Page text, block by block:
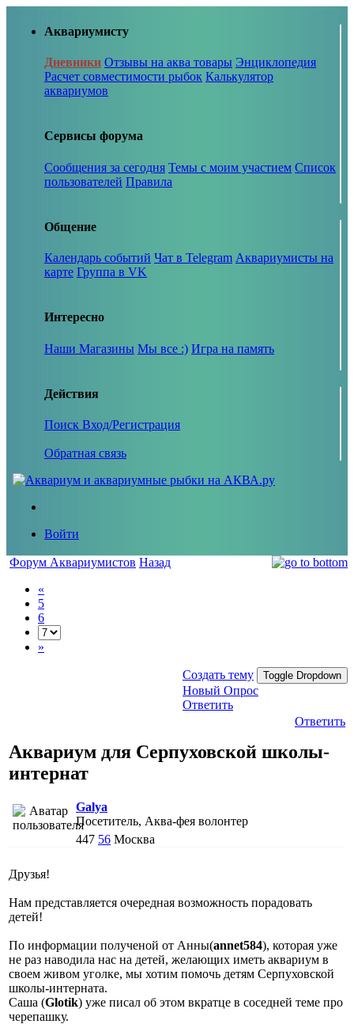
Аквариумисту
Дневники Отзывы на аква товары Энциклопедия
Расчет совместимости рыбок Калькулятор
аквариумов
Сервисы форума
Сообщения за сегодня Темы с моим участием Список
пользователей Правила
Общение
Календарь событий Чат в Telegram Аквариумисты на
карте Группа в VK
Интересно
Наши Магазины Мы все :) Игра на память
Действия
Поиск Вход/Регистрация
Обратная связь
Войти
Форум Аквариумистов Назад
«
5
6
»
Создать тему Toggle Dropdown
Новый Опрос
Ответить
Ответить
Аквариум для Серпуховской школы-
интернат
Galya
Посетитель, Аква-фея волонтер
447 56 Москва
Друзья!
Нам представляется очередная возможность порадовать
детей!
По информации полученой от Анны(annet584), которая уже
не раз наводила нас на детей, желающих иметь аквариум в
своем живом уголке, мы хотим помочь детям Серпуховской
школы-интерната.
Саша (Glotik) уже писал об этом вкратце в соседней теме про
черепашку.